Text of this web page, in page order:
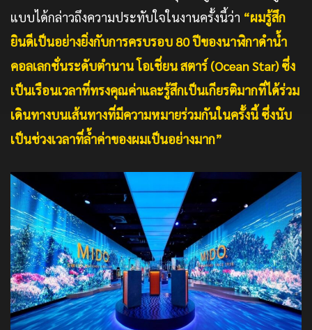
แบบได้กล่าวถึงความประทับใจในงานครั้งนี้ว่า “ผมรู้สึก
ยินดีเป็นอย่างยิ่งกับการครบรอบ 80 ปีของนาฬิกาดำน้ำ
คอลเลกชั่นระดับตำนาน โอเชี่ยน สตาร์ (Ocean Star) ซึ่ง
เป็นเรือนเวลาที่ทรงคุณค่าและรู้สึกเป็นเกียรติมากที่ได้ร่วม
เดินทางบนเส้นทางที่มีความหมายร่วมกันในครั้งนี้ ซึ่งนับ
เป็นช่วงเวลาที่ล้ำค่าของผมเป็นอย่างมาก”